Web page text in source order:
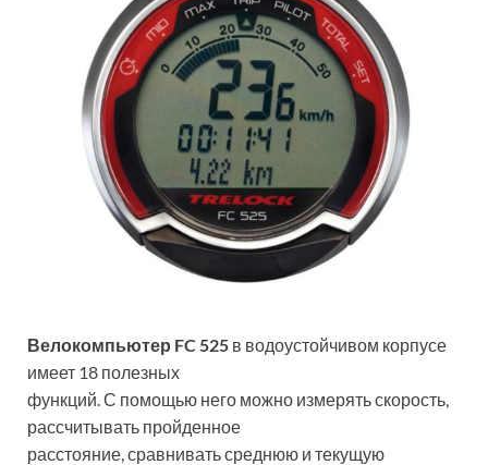
Велокомпьютер FC 525 в водоустойчивом корпусе
имеет 18 полезных
функций. С помощью него можно измерять скорость,
рассчитывать пройденное
расстояние, сравнивать среднюю и текущую